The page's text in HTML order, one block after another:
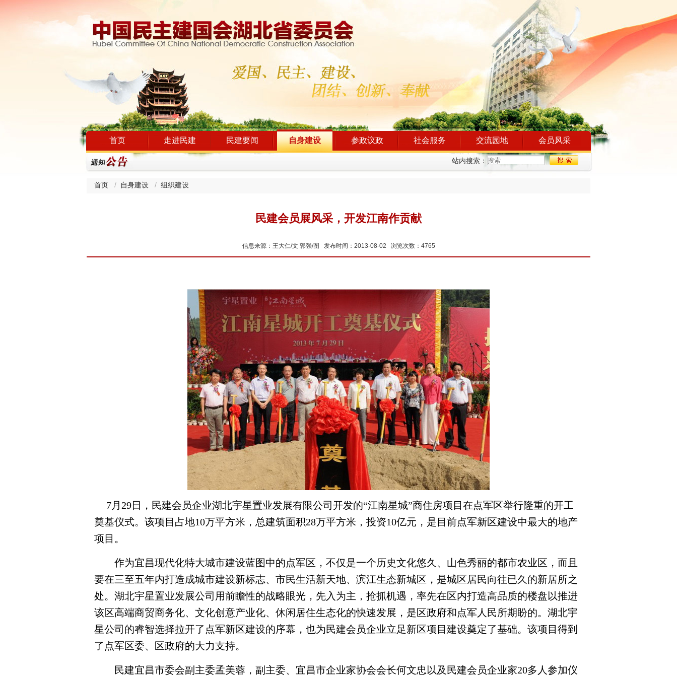
首页 走进民建 民建要闻 自身建设 参政议政 社会服务 交流园地 会员风采
站内搜索：
首页 自身建设 组织建设
民建会员展风采，开发江南作贡献
信息来源：王大仁/文 郭强/图 发布时间：2013-08-02 浏览次数：4765
7月 29日
，民建会员企业湖北宇星置业发展有限公司开发的“江南星城”商住房项目在点军区举行隆重的开工
奠基仪式。该项目占地10万平方米，总建筑面积28万平方米，投资10亿元，是目前点军新区建设中最大的地产
项目。
作为宜昌现代化特大城市建设蓝图中的点军区，不仅是一个历史文化悠久、山色秀丽的都市农业区，而且
要在三至五年内打造成城市建设新标志、市民生活新天地、滨江生态新城区，是城区居民向往已久的新居所之
处。湖北宇星置业发展公司用前瞻性的战略眼光，先入为主，抢抓机遇，率先在区内打造高品质的楼盘以推进
该区高端商贸商务化、文化创意产业化、休闲居住生态化的快速发展，是区政府和点军人民所期盼的。湖北宇
星公司的睿智选择拉开了点军新区建设的序幕，也为民建会员企业立足新区项目建设奠定了基础。该项目得到
了点军区委、区政府的大力支持。
民建宜昌市委会副主委孟美蓉，副主委、宜昌市企业家协会会长何文忠以及民建会员企业家20多人参加仪